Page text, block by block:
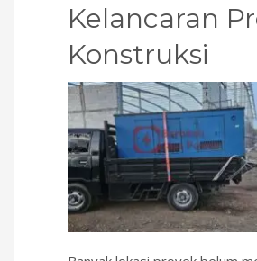
Kelancaran
Konstruksi